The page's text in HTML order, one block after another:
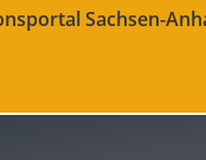
Sachsen-